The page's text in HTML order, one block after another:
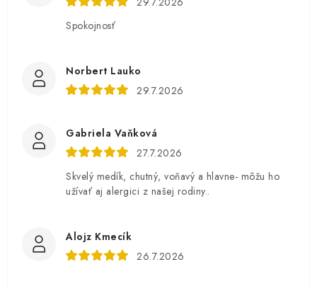
Spokojnosť
Norbert Lauko
29.7.2026
Gabriela Vaňková
27.7.2026
Skvelý medík, chutný, voňavý a hlavne- môžu ho
užívať aj alergici z našej rodiny..
Alojz Kmecík
26.7.2026